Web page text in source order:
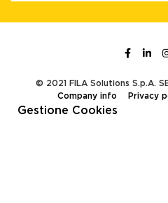
© 2021 FILA Solutions S.p.A.
Company info
Privacy
Gestione Cookies